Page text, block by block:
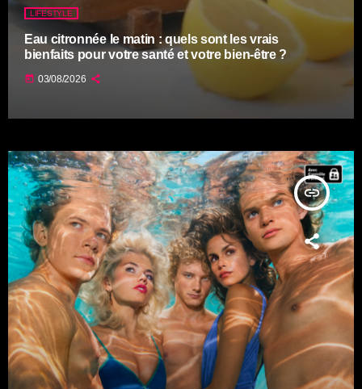
LIFESTYLE
Eau citronnée le matin : quels sont les vrais
bienfaits pour votre santé et votre bien-être ?
today 03/08/2026
insert_link